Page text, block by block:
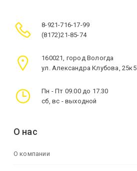
8-921-716-17-99
(8172)21-85-74
160021, город Вологда
ул. Александра Клубова, 25к5
Пн - Пт 09.00 до 17.30
сб, вс - выходной
О нас
О компании